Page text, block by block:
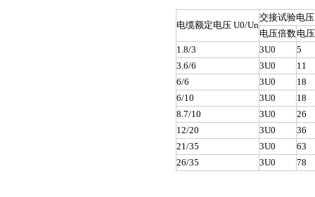
电缆额定电压 U0/Un
交接试验电压
电压倍数电
1.8/3
3U0
5
3.6/6
3U0
11
6/6
3U0
18
6/10
3U0
18
8.7/10
3U0
26
12/20
3U0
36
21/35
3U0
63
26/35
3U0 78